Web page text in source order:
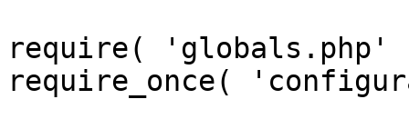
require(
require_once(